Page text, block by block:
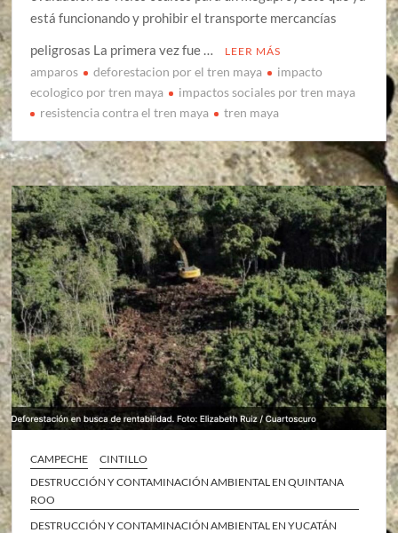
está funcionando y prohibir el transporte mercancías
peligrosas La primera vez fue …
LEER MÁS
amparos deforestacion por el tren maya
impacto
ecologico por tren maya
impactos sociales por tren maya
resistencia contra el tren maya
tren maya
CAMPECHE
CINTILLO
DESTRUCCIÓN Y CONTAMINACIÓN AMBIENTAL EN QUINTANA
ROO
DESTRUCCIÓN Y CONTAMINACIÓN AMBIENTAL EN YUCATÁN